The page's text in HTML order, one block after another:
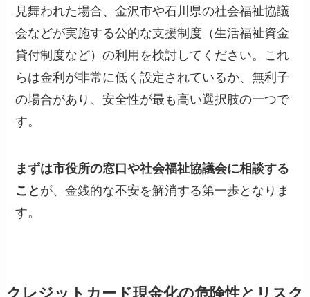
見舞われた場合、金沢市や石川県の社会福祉協議
会などが実施する公的な支援制度（生活福祉資金
貸付制度など）の利用を検討してください。これ
らは金利が非常に低く設定されているか、無利子
の場合があり、安全性が最も高い選択肢の一つで
す。
まずは市役所の窓口や社会福祉協議会に相談する
こと が、金銭的な不安を解消する第一歩となりま
す。
クレジットカード現金化の危険性とリスク